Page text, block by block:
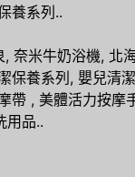
養系列..
, 奈米牛奶浴機, 北
保養系列, 嬰兒清
帶 , 美體活力按摩
用品..